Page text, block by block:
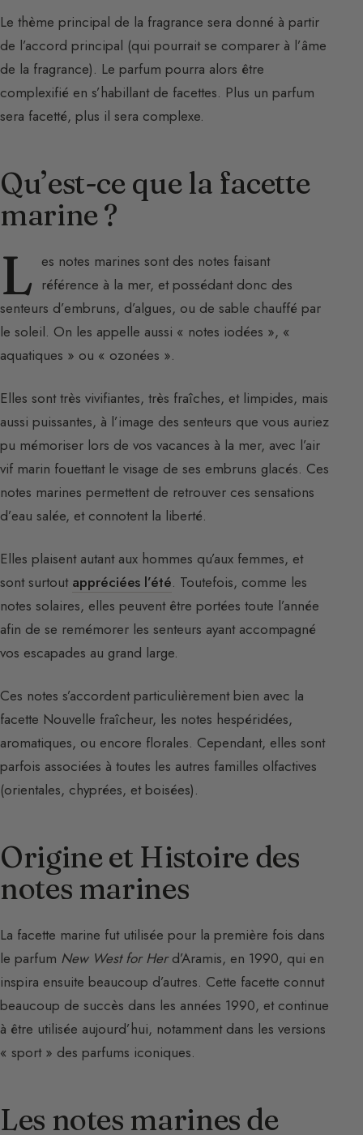
Le thème principal de la fragrance sera donné à partir
de l’accord principal (qui pourrait se comparer à l’âme
de la fragrance). Le parfum pourra alors être
complexifié en s’habillant de facettes. Plus un parfum
sera facetté, plus il sera complexe.
Qu’est-ce que la facette
marine ?
L es notes marines sont des notes faisant
référence à la mer, et possédant donc des
senteurs d’embruns, d’algues, ou de sable chauffé par
le soleil. On les appelle aussi « notes iodées », «
aquatiques » ou « ozonées ».
Elles sont très vivifiantes, très fraîches, et limpides, mais
aussi puissantes, à l’image des senteurs que vous auriez
pu mémoriser lors de vos vacances à la mer, avec l’air
vif marin fouettant le visage de ses embruns glacés. Ces
notes marines permettent de retrouver ces sensations
d’eau salée, et connotent la liberté.
Elles plaisent autant aux hommes qu’aux femmes, et
sont surtout appréciées l’été. Toutefois, comme les
notes solaires, elles peuvent être portées toute l’année
afin de se remémorer les senteurs ayant accompagné
vos escapades au grand large.
Ces notes s’accordent particulièrement bien avec la
facette Nouvelle fraîcheur, les notes hespéridées,
aromatiques, ou encore florales. Cependant, elles sont
parfois associées à toutes les autres familles olfactives
(orientales, chyprées, et boisées).
Origine et Histoire des
notes marines
La facette marine fut utilisée pour la première fois dans
le parfum New West for Herd’Aramis, en 1990, qui en
inspira ensuite beaucoup d’autres. Cette facette connut
beaucoup de succès dans les années 1990, et continue
à être utilisée aujourd’hui, notamment dans les versions
« sport » des parfums iconiques.
Les notes marines de